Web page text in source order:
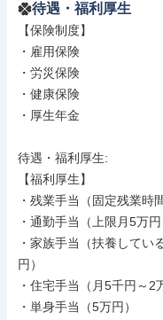
待遇・福利厚生
【保険制度】
・雇用保険
・労災保険
・健康保険
・厚生年金
待遇・福利厚生:
【福利厚生】
・残業手当（固定残業時
・通勤手当（上限月5万円
・家族手当（扶養してい
円）
・住宅手当（月5千円～2
・単身手当（5万円）